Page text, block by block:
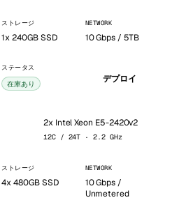
ストレージ
1x 240GB SSD
NETWORK
10 Gbps / 5TB
ステータス
在庫あり デプロイ
2x Intel Xeon E5-2420v2
12C / 24T · 2.2 GHz
ストレージ
4x 480GB SSD
NETWORK
10 Gbps /
Unmetered